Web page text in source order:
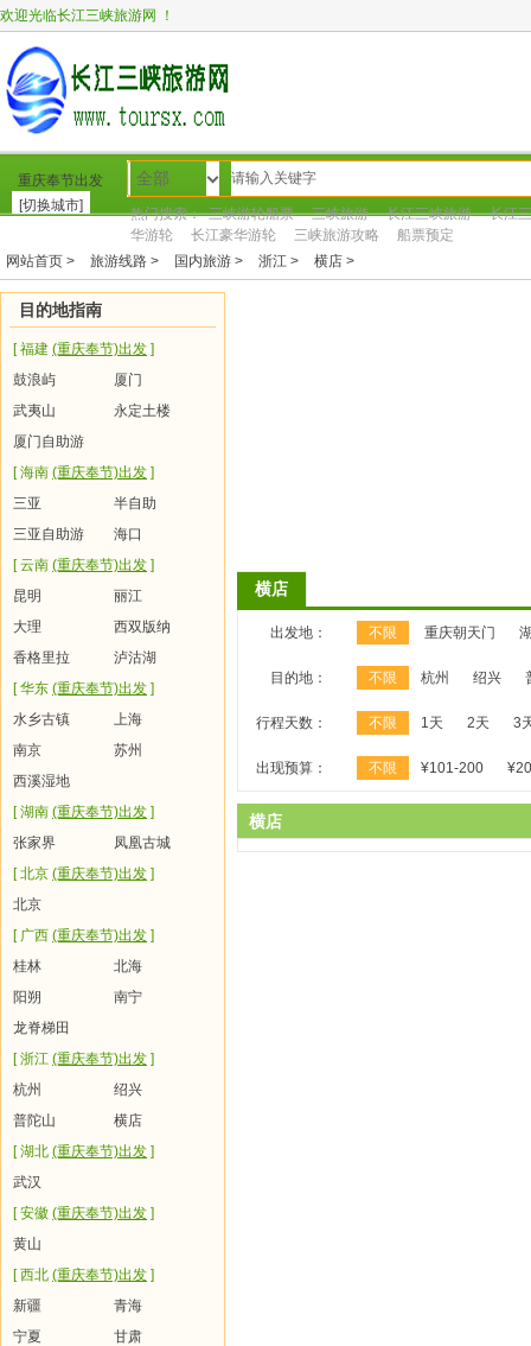
欢迎光临长江三峡旅游网 ！
重庆奉节出发
[切换城市]
全部
热门搜索： 三峡游轮船票 三峡旅游 长江三峡旅游
长江
华游轮
长江豪华游轮 三峡旅游攻略 船票预定
网站首页 转到新网站 三峡游轮 三峡旅游 周
网站首页 > 旅游线路 > 国内旅游 > 浙江 > 横店 >
目的地指南
[ 福建 (重庆奉节)出发 ]
鼓浪屿
厦门
武夷山
永定土楼
厦门自助游
[ 海南 (重庆奉节)出发 ]
三亚
半自助
三亚自助游
海口
[ 云南 (重庆奉节)出发 ]
昆明
丽江
大理
西双版纳
香格里拉
泸沽湖
[ 华东 (重庆奉节)出发 ]
水乡古镇
上海
南京
苏州
西溪湿地
[ 湖南 (重庆奉节)出发 ]
张家界
凤凰古城
[ 北京 (重庆奉节)出发 ]
北京
[ 广西 (重庆奉节)出发 ]
桂林
北海
阳朔
南宁
龙脊梯田
[ 浙江 (重庆奉节)出发 ]
杭州
绍兴
普陀山
横店
[ 湖北 (重庆奉节)出发 ]
武汉
[ 安徽 (重庆奉节)出发 ]
黄山
[ 西北 (重庆奉节)出发 ]
新疆
青海
宁夏
甘肃
横店
出发地： 不限 重庆朝天门
目的地： 不限 杭州 绍兴
行程天数： 不限 1天 2天 3
出现预算： 不限 ¥101-200
横店